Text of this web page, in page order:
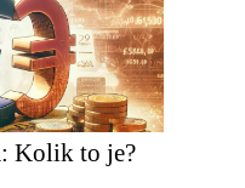
Kolik to je?